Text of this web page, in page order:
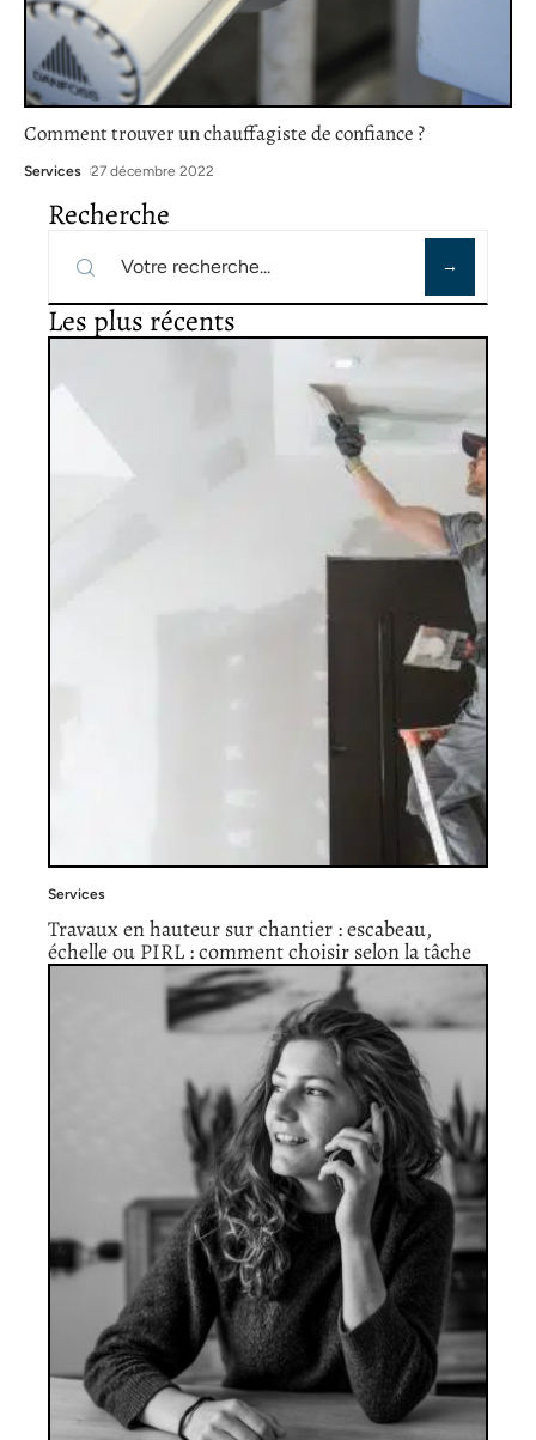
Comment trouver un chauffagiste de confiance ?
Services 27 décembre 2022
Recherche
Les plus récents
Services
Travaux en hauteur sur chantier : escabeau,
échelle ou PIRL : comment choisir selon la tâche